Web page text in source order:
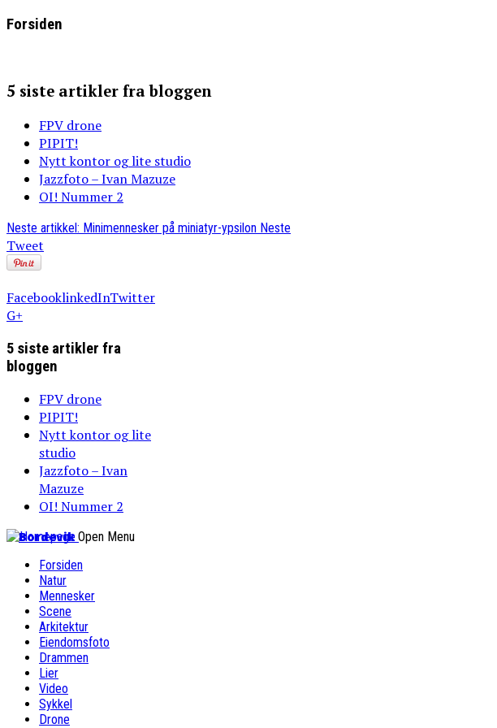
Forsiden
5 siste artikler fra bloggen
FPV drone
PIPIT!
Nytt kontor og lite studio
Jazzfoto – Ivan Mazuze
OI! Nummer 2
Neste artikkel: Minimennesker på miniatyr-ypsilon Neste
Tweet
FacebooklinkedInTwitter
G+
5 siste artikler fra
bloggen
FPV drone
PIPIT!
Nytt kontor og lite
studio
Jazzfoto – Ivan
Mazuze
OI! Nummer 2
Bordevik Open Menu
Forsiden
Natur
Mennesker
Scene
Arkitektur
Eiendomsfoto
Drammen
Lier
Video
Sykkel
Drone